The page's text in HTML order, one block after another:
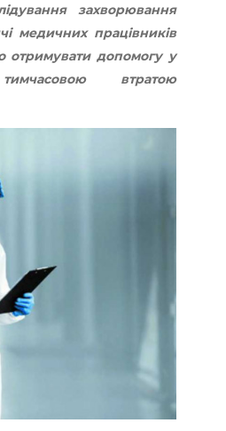
захворювання
медичних працівників
отримувати допомогу у
втратою